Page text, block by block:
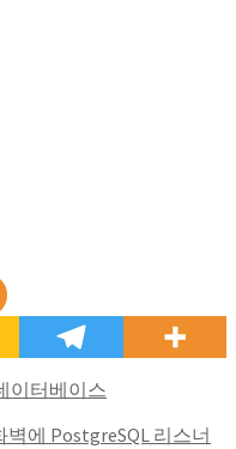
이터베이스
벽에 PostgreSQL 리스너